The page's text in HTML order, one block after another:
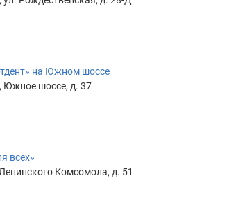
на Южном шоссе
Южное шоссе, д. 37
всех»
Комсомола, д. 51